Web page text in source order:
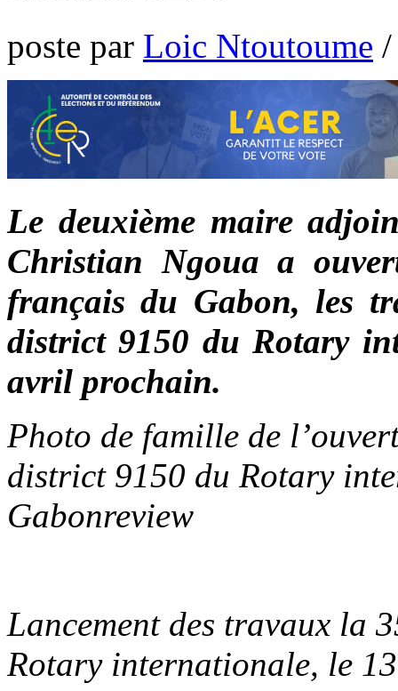
poste par Loic Ntoutoume
Le deuxième maire
Christian Ngoua a
français du Gabon, les
district 9150 du Rotary
avril prochain.
Photo de famille de
district 9150 du Rotary
Gabonreview
Lancement des travaux la
Rotary internationale, le